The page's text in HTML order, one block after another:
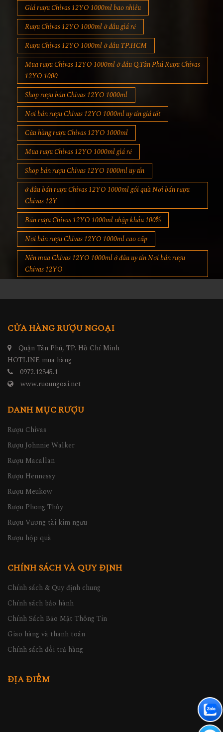
Giá rượu Chivas 12YO 1000ml bao nhiêu
Rượu Chivas 12YO 1000ml ở đâu giá rẻ
Rượu Chivas 12YO 1000ml ở đâu TP.HCM
Mua rượu Chivas 12YO 1000ml ở đâu Q.Tân Phú Rượu Chivas
12YO 1000
Shop rượu bán Chivas 12YO 1000ml
Nơi bán rượu Chivas 12YO 1000ml uy tín giá tốt
Cửa hàng rượu Chivas 12YO 1000ml
Mua rượu Chivas 12YO 1000ml giá rẻ
Shop bán rượu Chivas 12YO 1000ml uy tín
ở đâu bán rượu Chivas 12YO 1000ml gói quà Nơi bán rượu
Chivas 12Y
Bán rượu Chivas 12YO 1000ml nhập khẩu 100%
Nơi bán rượu Chivas 12YO 1000ml cao cấp
Nên mua Chivas 12YO 1000ml ở đâu uy tín Nơi bán rượu
Chivas 12YO
CỬA HÀNG RƯỢU NGOẠI
Quận Tân Phú, TP. Hồ Chí Minh
HOTLINE mua hàng
0972.12345.1
www.ruoungoai.net
DANH MỤC RƯỢU
Rượu Chivas
Rượu Johnnie Walker
Rượu Macallan
Rượu Hennessy
Rượu Meukow
Rượu Phong Thủy
Rượu Vương tài kim ngưu
Rượu hộp quà
CHÍNH SÁCH VÀ QUY ĐỊNH
Chính sách & Quy định chung
Chính sách bảo hành
Chính Sách Bảo Mật Thông Tin
Giao hàng và thanh toán
Chính sách đổi trả hàng
ĐỊA ĐIỂM